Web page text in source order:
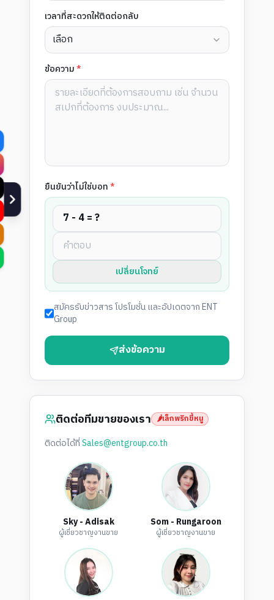
เวลาที่สะดวกให้ติดต่อกลับ
เลือก
ข้อความ*
ยืนยันว่าไม่ใช่บอท*
7 - 4 = ?
เปลี่ยนโจทย์
สมัครรับข่าวสาร โปรโมชั่น และอัปเดตจาก ENT
Group
ส่งข้อความ
ติดต่อทีมขายของเรา 🌶️เล็กพริกขี้หนู
ติดต่อได้ที่Sales@entgroup.co.th
Sky - Adisak
ผู้เชี่ยวชาญงานขาย
Som - Rungaroon
ผู้เชี่ยวชาญงานขาย